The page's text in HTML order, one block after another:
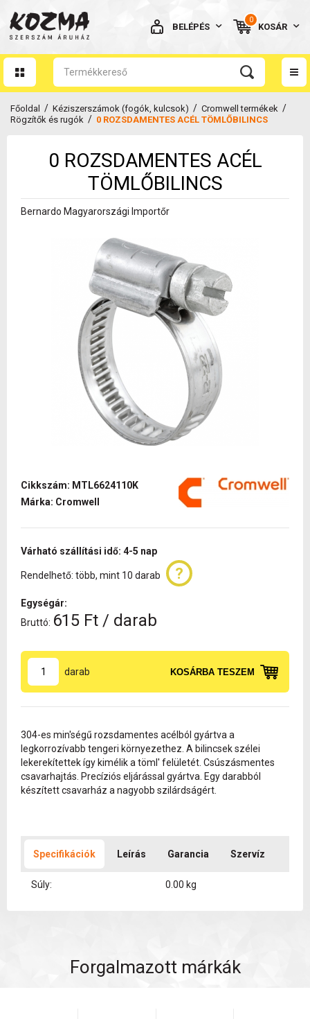
BELÉPÉS
BELÉPÉS
0
KOSÁR
Főoldal / Kéziszerszámok (fogók, kulcsok) / Cromwell termékek /
Rögzítők és rugók / 0 ROZSDAMENTES ACÉL TÖMLŐBILINCS
0 ROZSDAMENTES ACÉL
TÖMLŐBILINCS
Bernardo Magyarországi Importőr
Cikkszám: MTL6624110K
Márka: Cromwell
Várható szállítási idő: 4-5 nap
Rendelhető: több, mint 10 darab
Egységár:
Bruttó: 615 Ft / darab
darab KOSÁRBA TESZEM
304-es min'ségű rozsdamentes acélból gyártva a
legkorrozívabb tengeri környezethez. A bilincsek szélei
lekerekítettek így kimélik a töml' felületét. Csúszásmentes
csavarhajtás. Precíziós eljárással gyártva. Egy darabból
készített csavarház a nagyobb szilárdságért.
Specifikációk Leírás Garancia Szervíz
Súly: 0.00 kg
Forgalmazott márkák